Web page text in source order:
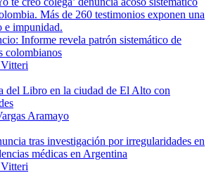
Informe revela patrón sistemático de
colombianos
del Libro en la ciudad de El Alto con
Aramayo
tras investigación por irregularidades en
médicas en Argentina